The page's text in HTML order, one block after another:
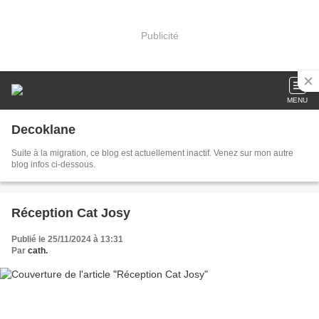
Publicité
MENU
Decoklane
Suite à la migration, ce blog est actuellement inactif. Venez sur mon autre
blog infos ci-dessous.
Réception Cat Josy
Publié le 25/11/2024 à 13:31
Par cath.